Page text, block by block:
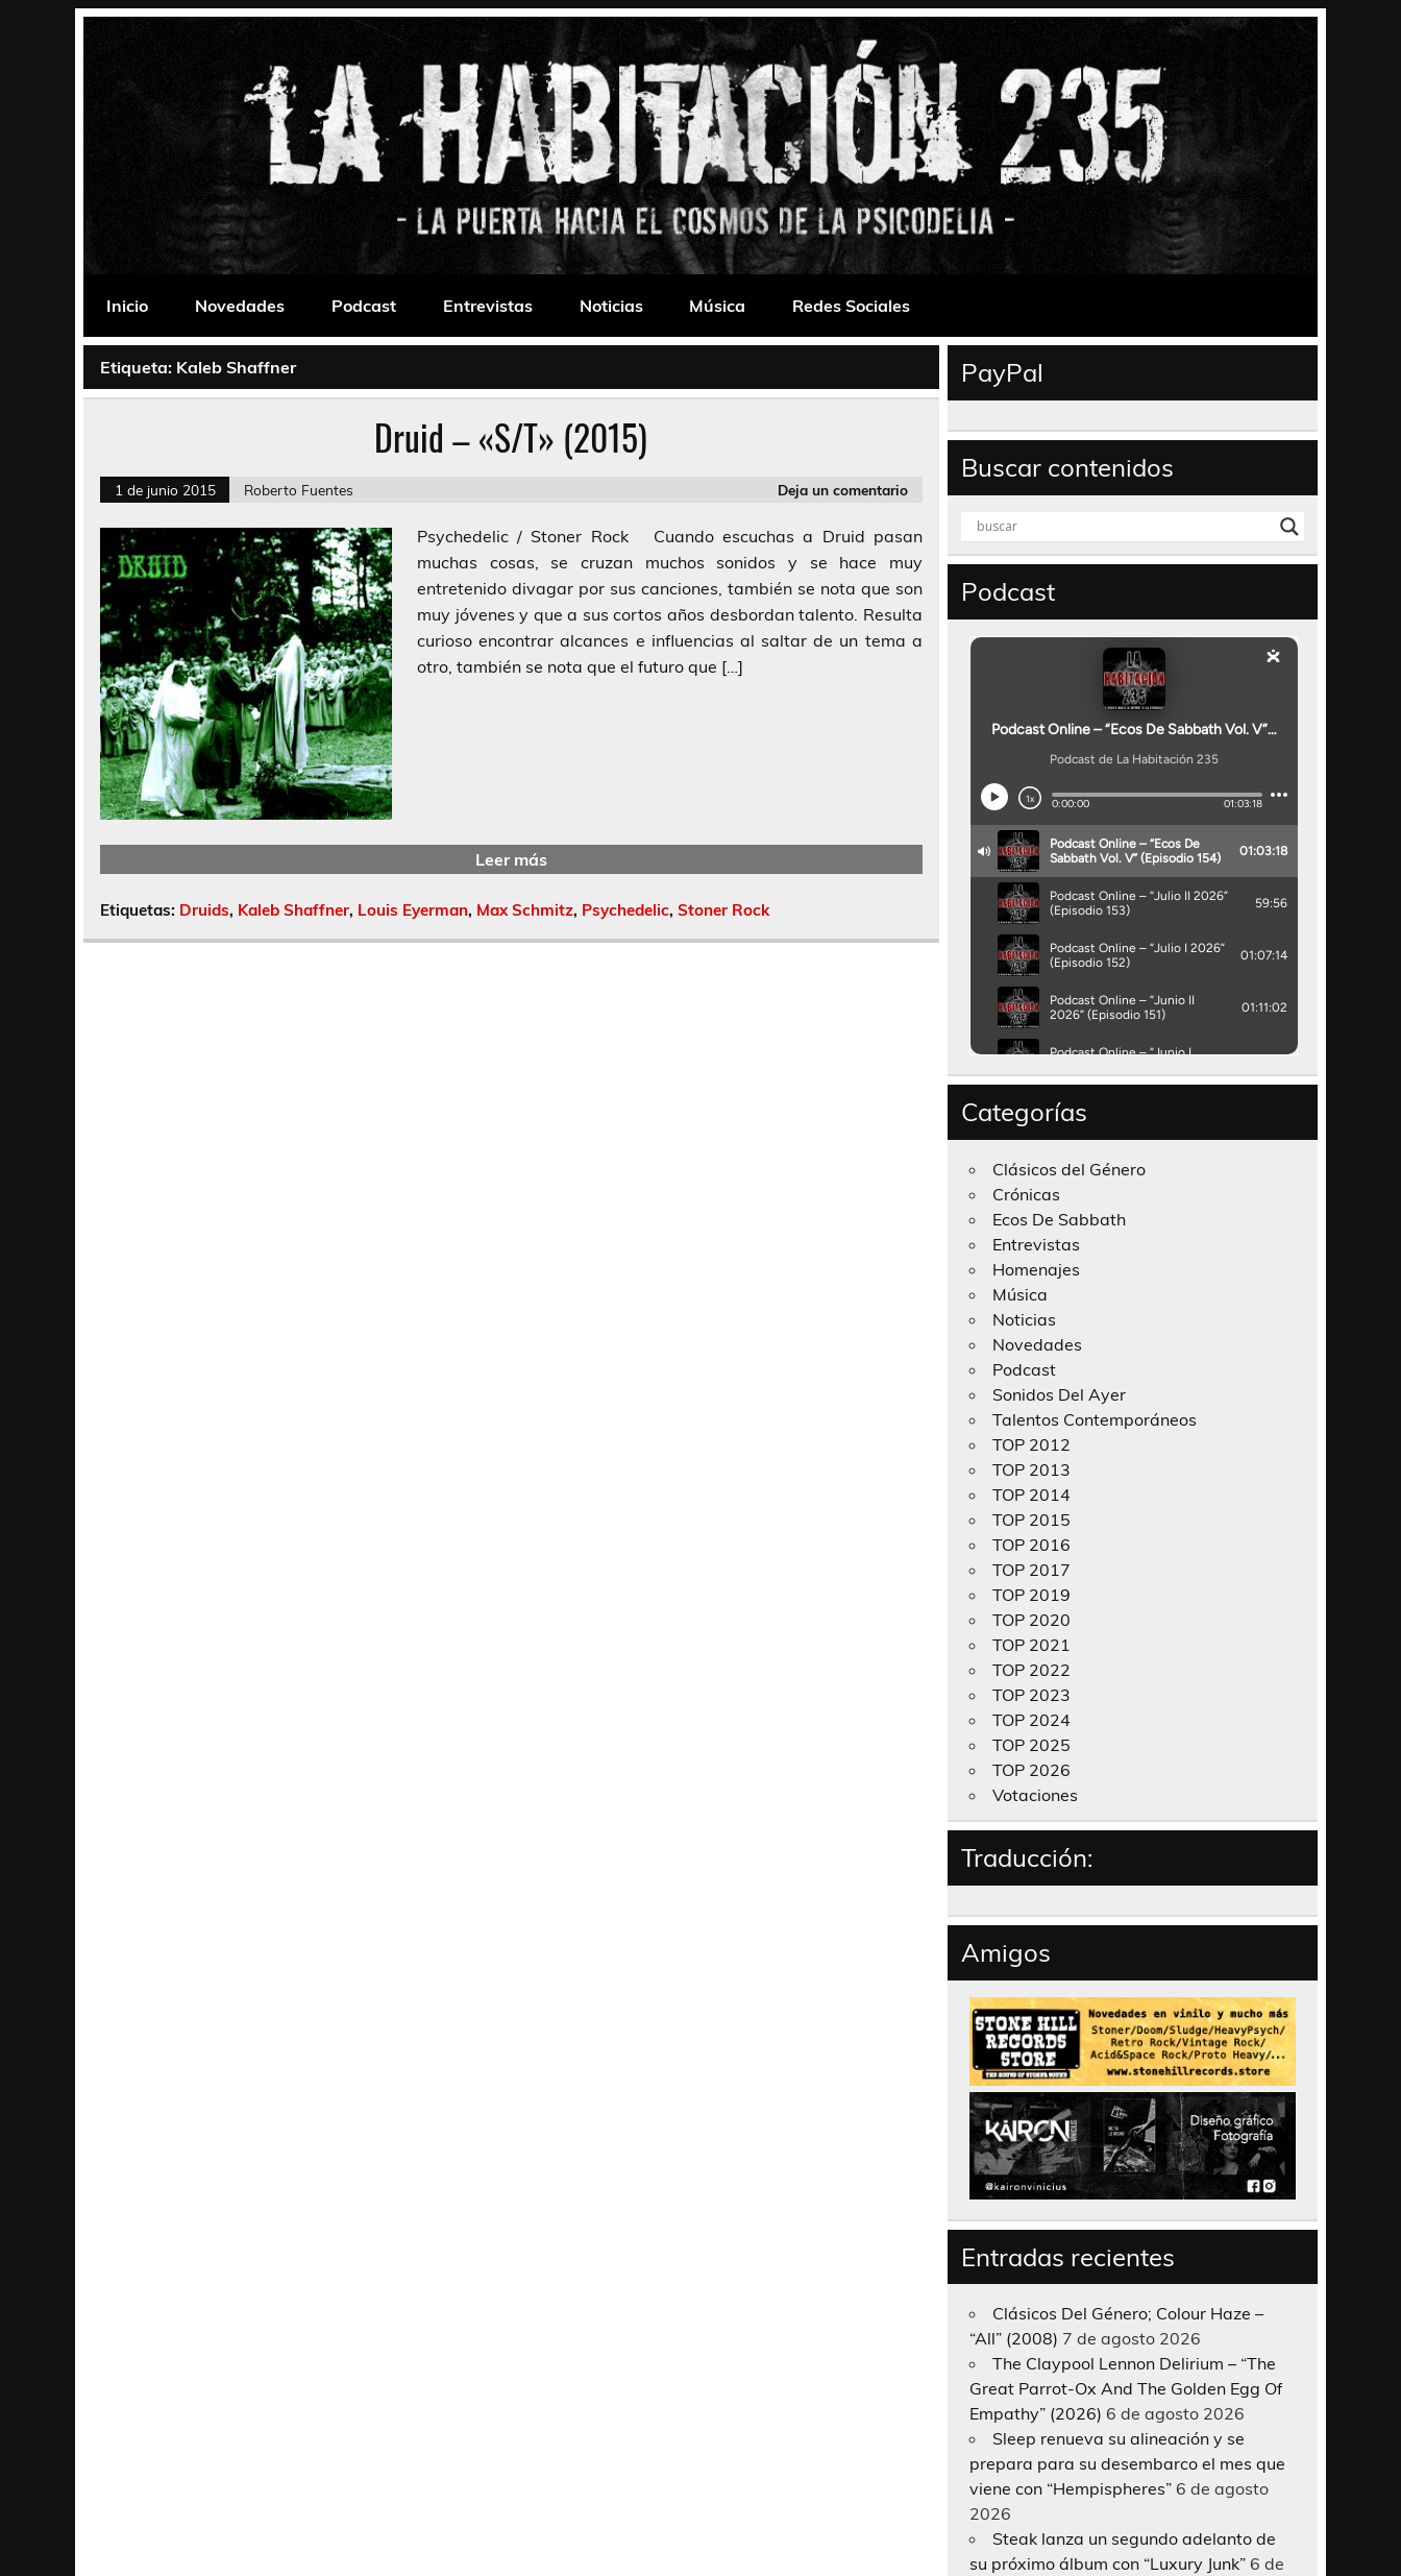
La Habitación 235
Inicio
Novedades Podcast Entrevistas Noticias Música Redes Sociales
Etiqueta: Kaleb Shaffner
Druid – «S/T» (2015)
1 de junio 2015 Roberto Fuentes Deja un comentario
Psychedelic / Stoner Rock Cuando escuchas a Druid pasan
muchas cosas, se cruzan muchos sonidos y se hace muy
entretenido divagar por sus canciones, también se nota que son
muy jóvenes y que a sus cortos años desbordan talento. Resulta
curioso encontrar alcances e influencias al saltar de un tema a
otro, también se nota que el futuro que […]
Leer más
Etiquetas: Druids, Kaleb Shaffner, Louis Eyerman, Max Schmitz, Psychedelic, Stoner Rock
PayPal
Buscar contenidos
Podcast
Categorías
Clásicos del Género
Crónicas
Ecos De Sabbath
Entrevistas
Homenajes
Música
Noticias
Novedades
Podcast
Sonidos Del Ayer
Talentos Contemporáneos
TOP 2012
TOP 2013
TOP 2014
TOP 2015
TOP 2016
TOP 2017
TOP 2019
TOP 2020
TOP 2021
TOP 2022
TOP 2023
TOP 2024
TOP 2025
TOP 2026
Votaciones
Traducción:
Amigos
Entradas recientes
Clásicos Del Género; Colour Haze –
“All” (2008) 7 de agosto 2026
The Claypool Lennon Delirium – “The
Great Parrot-Ox And The Golden Egg Of
Empathy” (2026) 6 de agosto 2026
Sleep renueva su alineación y se
prepara para su desembarco el mes que
viene con “Hempispheres” 6 de agosto
2026
Steak lanza un segundo adelanto de
su próximo álbum con “Luxury Junk” 6 de